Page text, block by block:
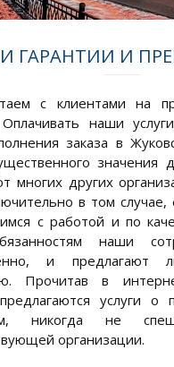
ГАРАНТИИ И
с клиентами на
наши
заказа в
значения
многих других
в том
с работой и по
наши
и предлагают
Прочитав в
услуги о
никогда не
организации.